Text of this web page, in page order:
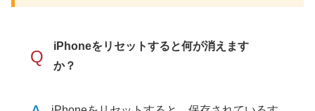
Q
iPhoneをリセットすると何が消えます
か？